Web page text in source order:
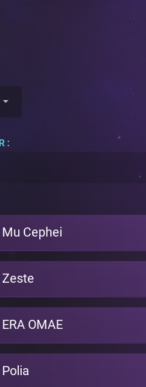
:
Mu Cephei
Zeste
ERA OMAE
Polia